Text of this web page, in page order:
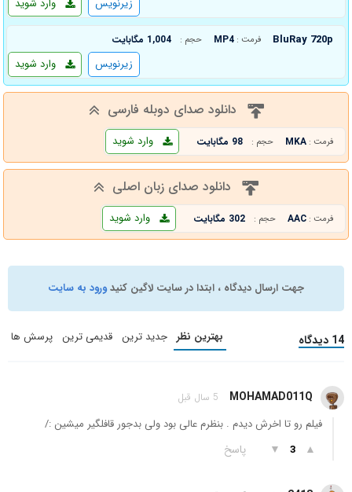
وارد شوید زیرنویس
BluRay 720p فرمت : MP4 حجم : 1,004 مگابایت
وارد شوید زیرنویس
دانلود صدای دوبله فارسی
فرمت : MKA حجم : 98 مگابایت وارد شوید
دانلود صدای زبان اصلی
فرمت : AAC حجم : 302 مگابایت وارد شوید
جهت ارسال دیدگاه ، ابتدا در سایت لاگین کنیدورود به سایت
14 دیدگاه بهترین نظر جدید ترین قدیمی ترین پرسش ها
MOHAMAD011Q 5 سال قبل
فیلم رو تا اخرش دیدم . بنظرم عالی بود ولی بدجور قافلگیر میشین :/
▲
3
▼ پاسخ